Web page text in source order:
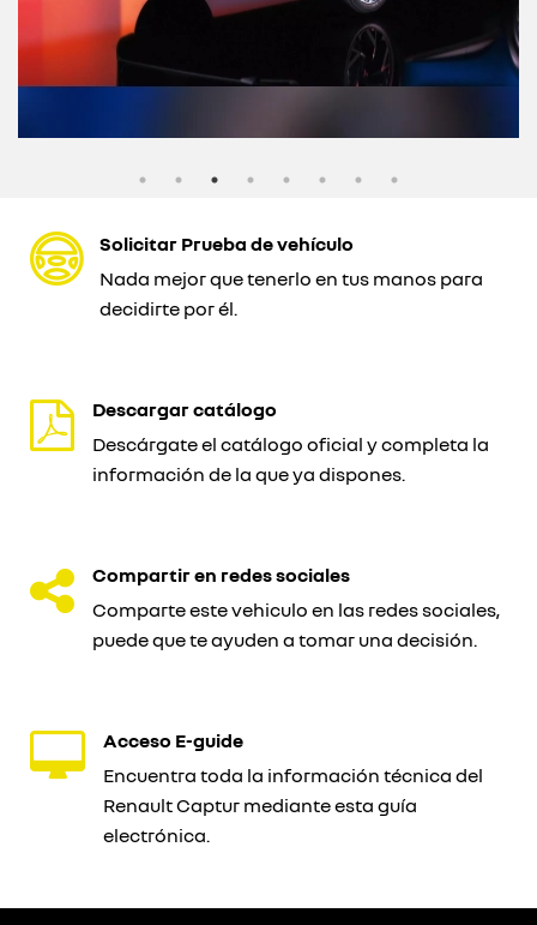
Solicitar Prueba de vehículo
Nada mejor que tenerlo en tus manos para
decidirte por él.
Descargar catálogo
Descárgate el catálogo oficial y completa la
información de la que ya dispones.
Compartir en redes sociales
Comparte este vehiculo en las redes sociales,
puede que te ayuden a tomar una decisión.
Acceso E-guide
Encuentra toda la información técnica del
Renault Captur mediante esta guía
electrónica.